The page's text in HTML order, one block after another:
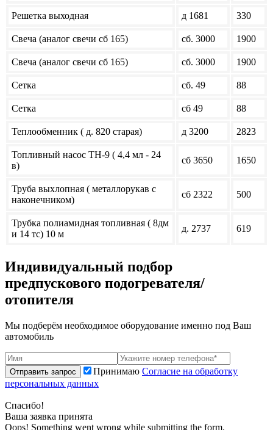
Решетка выходная д 1681 330
Свеча (аналог свечи сб 165) сб. 3000 1900
Свеча (аналог свечи сб 165) сб. 3000 1900
Сетка сб. 49 88
Сетка сб 49 88
Теплообменник ( д. 820 старая) д 3200 2823
Топливный насос ТН-9 ( 4,4 мл - 24
в)
сб 3650 1650
Труба выхлопная ( металлорукав с
наконечником)
сб 2322 500
Трубка полиамидная топливная ( 8дм
и 14 тс) 10 м
д. 2737 619
Индивидуальный подбор
предпускового подогревателя/
отопителя
Мы подберём необходимое оборудование именно под Ваш
автомобиль
Принимаю Согласие на обработку
персональных данных
Спасибо!
Ваша заявка принята
Oops! Something went wrong while submitting the form.